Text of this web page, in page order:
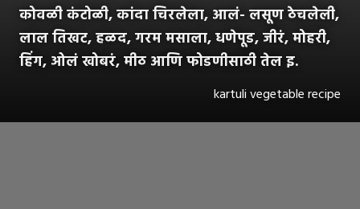
कोवळी कंटोळी, कांदा चिरलेला, आलं- लसूण ठेचलेली,
लाल तिखट, हळद, गरम मसाला, धणेपूड, जीरं, मोहरी,
हिंग, ओलं खोबरं, मीठ आणि फोडणीसाठी तेल इ.
kartuli vegetable recipe